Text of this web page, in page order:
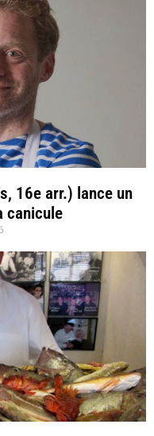
16e arr.) lance un
canicule